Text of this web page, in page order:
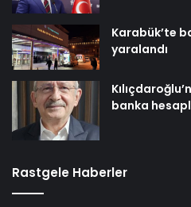
Karabük’te
yaralandı
banka
Rastgele Haberler